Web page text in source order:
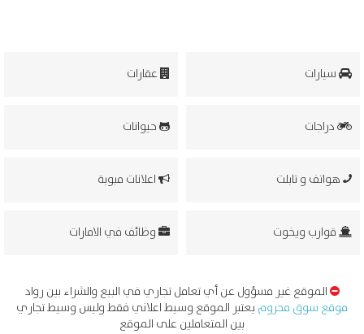
سيارات عقارات
دراجات حيوانات
هواتف و تابلت اعلانات مبوبة
قوارب ويخوت وظائف في الامارات
الموقع غير مسؤول عن أي تعامل تجاري في البيع والشراء بين رواد
موقع سوق محروميعتبر الموقع وسيط اعلاني فقط وليس وسيط تجاري
بين المتعاملين على الموقع